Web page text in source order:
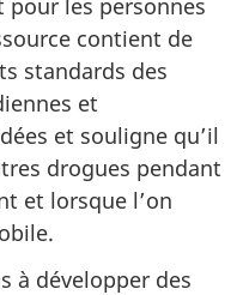
pour les personnes
contient de
standards des
et
et souligne qu’il
drogues pendant
et lorsque l’on
à développer des